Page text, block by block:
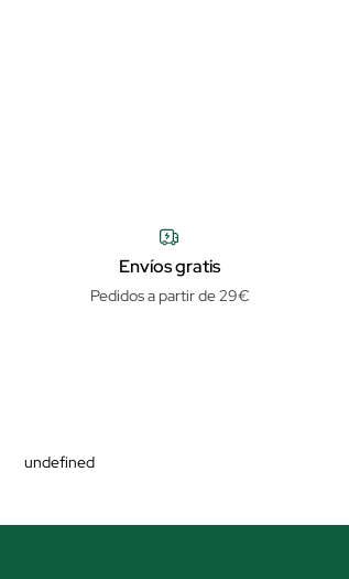
Envíos gratis
Pedidos a partir de 29€
undefined